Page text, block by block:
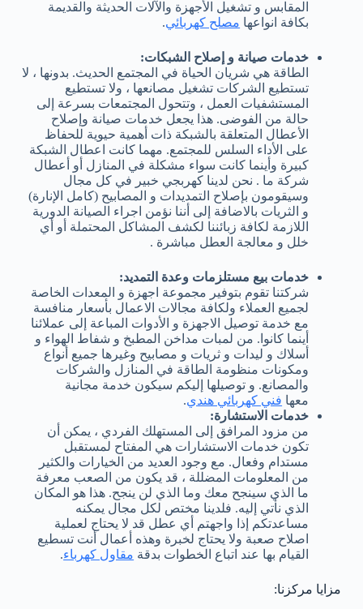
المقابس و تشغيل الأجهزة والآلات الحديثة والقديمة
بكافة انواعها مصلح كهربائي.
خدمات صيانة و إصلاح الشبكات:
الطاقة هي شريان الحياة في المجتمع الحديث. بدونها ، لا
تستطيع الشركات تشغيل مصانعها ، ولا تستطيع
المستشفيات العمل ، وتتحول المجتمعات بسرعة إلى
حالة من الفوضى. هذا يجعل خدمات صيانة وإصلاح
الأعطال المتعلقة بالشبكة ذات أهمية حيوية للحفاظ
على الأداء السلس للمجتمع. مهما كانت اعطال الشبكة
كبيرة وأينما كانت سواء مشكلة في المنازل أو أعطال
شركة ما . نحن لدينا كهربجي خبير في كل مجال
وسيقومون بإصلاح التمديدات و المصابيح (كامل الإنارة)
و الثريات بالاضافة إلى أننا نؤمن اجراء الصيانة الدورية
اللازمة لكافة زبائننا لكشف المشاكل المحتملة أو أي
خلل و معالجة العطل مباشرة .
خدمات بيع مستلزمات وعدة التمديد:
شركتنا تقوم بتوفير مجموعة اجهزة و المعدات الخاصة
لجميع العملاء ولكافة مجالات الاعمال بأسعار منافسة
مع خدمة توصيل الاجهزة و الأدوات المباعة إلى عملائنا
أينما كانوا. من لمبات مداخن المطبخ و شفاط الهواء و
أسلاك و ليدات و ثريات و مصابيح وغيرها جميع أنواع
ومكونات منظومة الطاقة في المنازل والشركات
والمصانع. و توصيلها إليكم سيكون خدمة مجانية
معها فني كهربائي هندي.
خدمات الاستشارة:
من مزود المرافق إلى المستهلك الفردي ، يمكن أن
تكون خدمات الاستشارات هي المفتاح لمستقبل
مستدام وفعال. مع وجود العديد من الخيارات والكثير
من المعلومات المضللة ، قد يكون من الصعب معرفة
ما الذي سينجح معك وما الذي لن ينجح. هذا هو المكان
الذي نأتي إليه. فلدينا مختص لكل مجال يمكنه
مساعدتكم إذا واجهتم أي عطل قد لا يحتاج لعملية
اصلاح صعبة ولا يحتاج لخبرة وهذه أعمال أنت تسطيع
القيام بها عند اتباع الخطوات بدقة مقاول كهرباء.
مزايا مركزنا: